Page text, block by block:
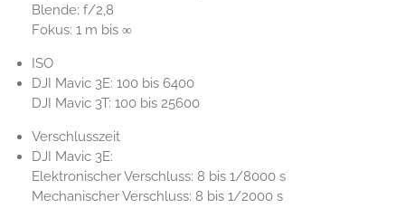
Blende: f/2,8
Fokus: 1 m bis ∞
ISO
DJI ‎Mavic 3E: 100 bis 6400
DJI Mavic 3T: 100 bis 25600
Verschlusszeit
DJI Mavic 3E:
Elektronischer Verschluss: 8 bis 1/8000 s
Mechanischer Verschluss: 8 bis 1/2000 s